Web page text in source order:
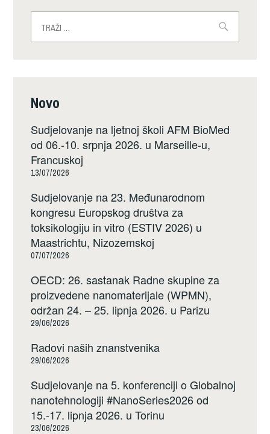
Novo
Sudjelovanje na ljetnoj školi AFM BioMed
od 06.-10. srpnja 2026. u Marseille-u,
Francuskoj
13/07/2026
Sudjelovanje na 23. Međunarodnom
kongresu Europskog društva za
toksikologiju in vitro (ESTIV 2026) u
Maastrichtu, Nizozemskoj
07/07/2026
OECD: 26. sastanak Radne skupine za
proizvedene nanomaterijale (WPMN),
održan 24. – 25. lipnja 2026. u Parizu
29/06/2026
Radovi naših znanstvenika
29/06/2026
Sudjelovanje na 5. konferenciji o Globalnoj
nanotehnologiji #NanoSeries2026 od
15.-17. lipnja 2026. u Torinu
23/06/2026